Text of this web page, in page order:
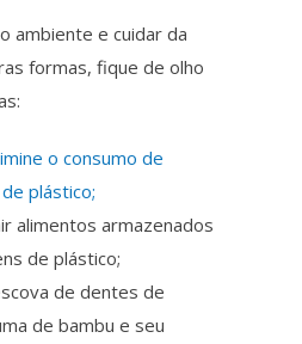
ambiente e cuidar da
formas, fique de olho
o consumo de
plástico;
alimentos armazenados
de plástico;
de dentes de
de bambu e seu